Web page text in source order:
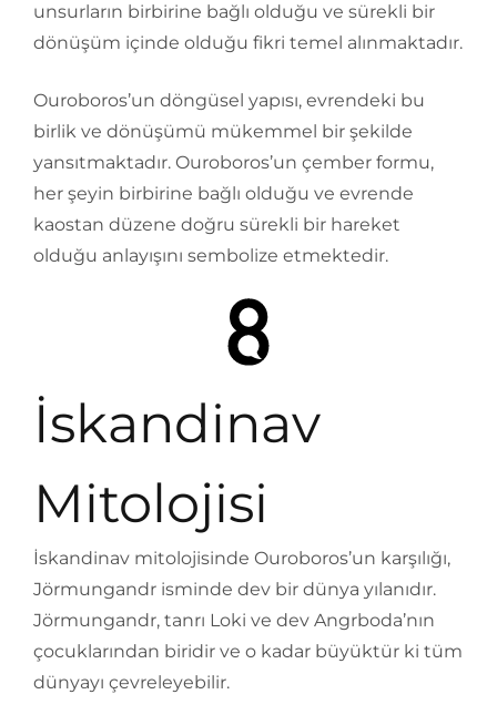
unsurların birbirine bağlı olduğu ve sürekli bir
dönüşüm içinde olduğu fikri temel alınmaktadır.
Ouroboros’un döngüsel yapısı, evrendeki bu
birlik ve dönüşümü mükemmel bir şekilde
yansıtmaktadır. Ouroboros’un çember formu,
her şeyin birbirine bağlı olduğu ve evrende
kaostan düzene doğru sürekli bir hareket
olduğu anlayışını sembolize etmektedir.
İskandinav
Mitolojisi
İskandinav mitolojisinde Ouroboros’un karşılığı,
Jörmungandr isminde dev bir dünya yılanıdır.
Jörmungandr, tanrı Loki ve dev Angrboda’nın
çocuklarından biridir ve o kadar büyüktür ki tüm
dünyayı çevreleyebilir.